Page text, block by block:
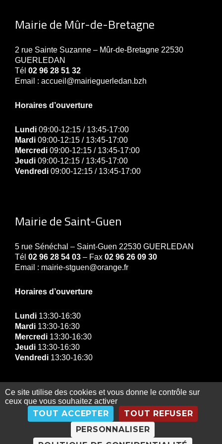
Mairie de Mûr-de-Bretagne
2 rue Sainte Suzanne – Mûr-de-Bretagne 22530
GUERLEDAN
Tél 02 96 28 51 32
Email : accueil@mairieguerledan.bzh
Horaires d’ouverture
Lundi 09:00-12:15 / 13:45-17:00
Mardi 09:00-12:15 / 13:45-17:00
Mercredi 09:00-12:15 / 13:45-17:00
Jeudi 09:00-12:15 / 13:45-17:00
Vendredi 09:00-12:15 / 13:45-17:00
Mairie de Saint-Guen
5 rue Sénéchal – Saint-Guen 22530 GUERLEDAN
Tél 02 96 28 54 03 – Fax 02 96 26 09 30
Email : mairie-stguen@orange.fr
Horaires d’ouverture
Lundi 13:30-16:30
Mardi 13:30-16:30
Mercredi 13:30-16:30
Jeudi 13:30-16:30
Vendredi 13:30-16:30
© Copyright Mairie de Guerledan 2019 |Contact|
Gestion des données personnelles | Exercez vos
Mentions légales|Plan du site
Ce site utilise des cookies et vous donne le contrôle sur
ceux que vous souhaitez activer
TOUT ACCEPTER
TOUT REFUSER
PERSONNALISER